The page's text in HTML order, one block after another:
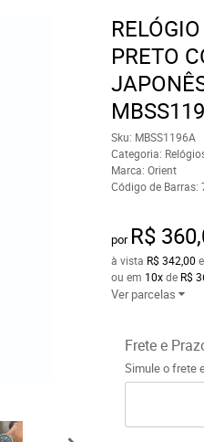
PRETO
Sku: MBSS1196A
Categoria:
Marca: Orient
Código de Barras:
por R$
à vista R$ 342,00
ou em 10xde R$
Ver parcelas
Frete e
Simule o frete